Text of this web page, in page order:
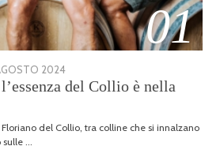
01
2024
GENNAIO
del Collio è nella
del Collio, tra colline che si innalzano
…